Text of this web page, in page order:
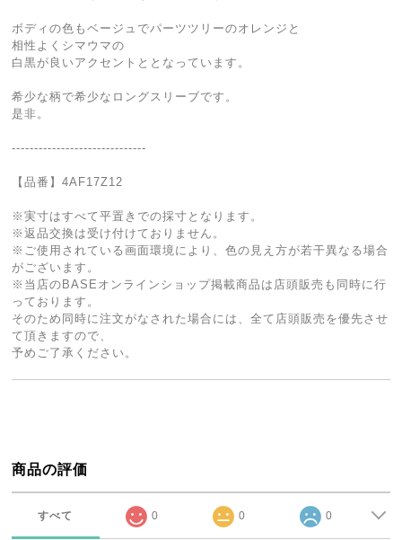
ボディの色もベージュでパーツツリーのオレンジと
相性よくシマウマの
白黒が良いアクセントととなっています。
希少な柄で希少なロングスリーブです。
是非。
------------------------------
【品番】4AF17Z12
※実寸はすべて平置きでの採寸となります。
※返品交換は受け付けておりません。
※ご使用されている画面環境により、色の見え方が若干異なる場合
がございます。
※当店のBASEオンラインショップ掲載商品は店頭販売も同時に行
っております。
そのため同時に注文がなされた場合には、全て店頭販売を優先させ
て頂きますので、
予めご了承ください。
商品の評価
すべて 0 0 0